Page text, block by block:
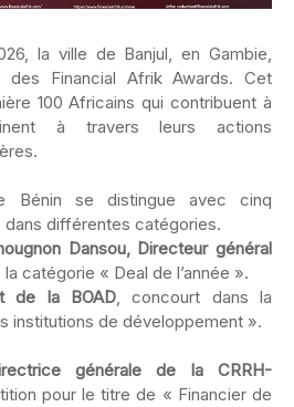
la ville de Banjul, en Gambie,
des Financial Afrik Awards. Cet
100 Africains qui contribuent à
à travers leurs actions
Bénin se distingue avec cinq
dans différentes catégories.
Dansou, Directeur général
catégorie « Deal de l’année ».
de la BOAD, concourt dans la
institutions de développement ».
générale de la CRRH-
pour le titre de « Financier de